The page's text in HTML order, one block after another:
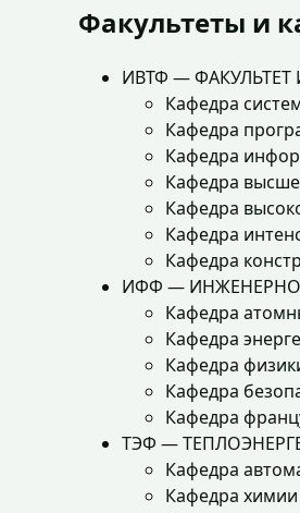
Факультеты и
ИВТФ —
Кафедра
Кафедра
Кафедра
Кафедра
Кафедра
Кафедра
Кафедра
ИФФ —
Кафедра
Кафедра
Кафедра
Кафедра
Кафедра
ТЭФ —
Кафедра
Кафедра химии